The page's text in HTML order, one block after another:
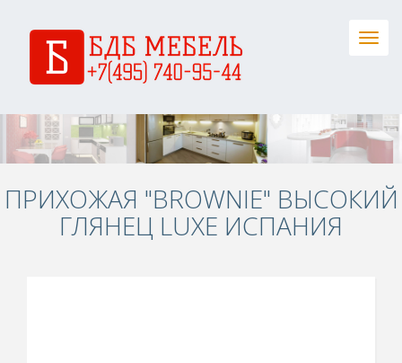
ПРИХОЖАЯ "BROWNIE" ВЫСОКИЙ
ГЛЯНЕЦ LUXE ИСПАНИЯ